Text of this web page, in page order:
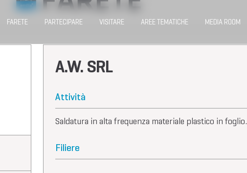
FARETE PARTECIPARE VISITARE AREE TEMATICHE MEDIA ROOM
A.W. SRL
Attività
Saldatura in alta frequenza materiale plastico in foglio.
Filiere